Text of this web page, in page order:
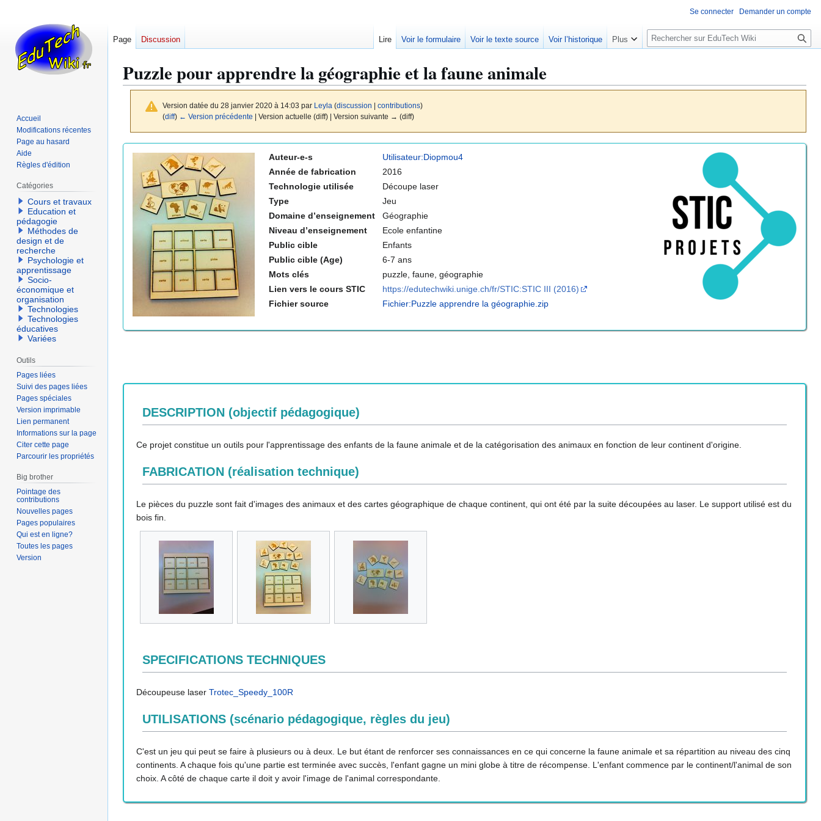
Puzzle pour apprendre la géographie et la faune animale
Version datée du 28 janvier 2020 à 14:03 par Leyla (discussion contributions)
(diff) ← Version précédente | Version actuelle (diff) | Version suivante → (diff)
navigation
recherche
Auteur-e-s
Utilisateur:Diopmou4
Année de fabrication
2016
Technologie utilisée
Découpe laser
Type
Jeu
Domaine d’enseignement
Géographie
Niveau d’enseignement
Ecole enfantine
Public cible
Enfants
Public cible (Age)
6-7 ans
Mots clés
puzzle, faune, géographie
Lien vers le cours STIC
https://edutechwiki.unige.ch/fr/STIC:STIC III (2016)
Fichier source
Fichier:Puzzle apprendre la géographie.zip
DESCRIPTION (objectif pédagogique)
Ce projet constitue un outils pour l'apprentissage des enfants de la faune animale et de la catégorisation des animaux en fonction de leur continent d'origine.
FABRICATION (réalisation technique)
Le pièces du puzzle sont fait d'images des animaux et des cartes géographique de chaque continent, qui ont été par la suite découpées au laser. Le support utilisé est du
bois fin.
SPECIFICATIONS TECHNIQUES
Découpeuse laser Trotec_Speedy_100R
UTILISATIONS (scénario pédagogique, règles du jeu)
C'est un jeu qui peut se faire à plusieurs ou à deux. Le but étant de renforcer ses connaissances en ce qui concerne la faune animale et sa répartition au niveau des cinq
continents. A chaque fois qu'une partie est terminée avec succès, l'enfant gagne un mini globe à titre de récompense. L'enfant commence par le continent/l'animal de son
choix. A côté de chaque carte il doit y avoir l'image de l'animal correspondante.
Se connecter Demander un compte
Page Discussion Lire Voir le formulaire Voir le texte source Voir l’historique Plus
R
e
e
h
e
Accueil
Modifications récentes
Page au hasard
Aide
Règles d'édition
Catégories
Cours et travaux
Education et
pédagogie
Méthodes de
design et de
recherche
Psychologie et
apprentissage
Socio-
économique et
organisation
Technologies
Technologies
éducatives
Variées
Outils
Pages liées
Suivi des pages liées
Pages spéciales
Version imprimable
Lien permanent
Informations sur la page
Citer cette page
Parcourir les propriétés
Big brother
Pointage des
contributions
Nouvelles pages
Pages populaires
Qui est en ligne?
Toutes les pages
Version